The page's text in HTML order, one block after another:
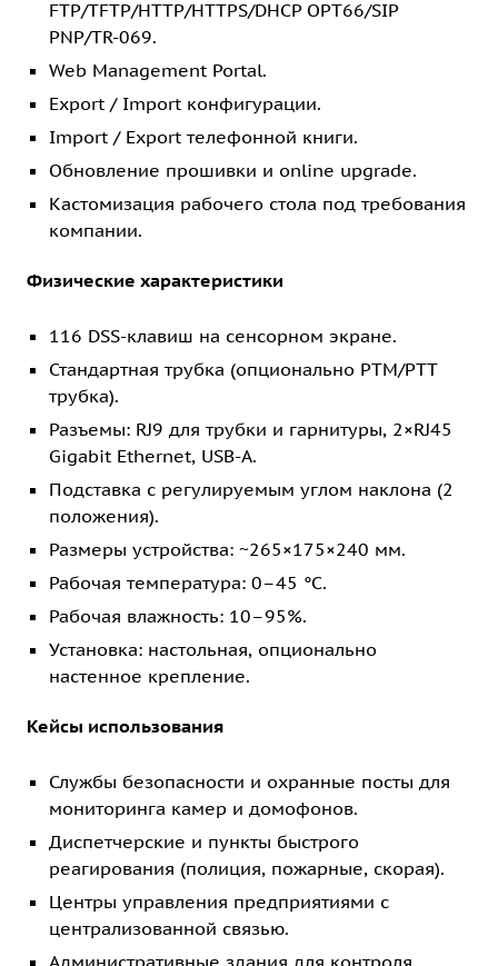
FTP/TFTP/HTTP/HTTPS/DHCP OPT66/SIP
PNP/TR-069.
Web Management Portal.
Export / Import конфигурации.
Import / Export телефонной книги.
Обновление прошивки и online upgrade.
Кастомизация рабочего стола под требования
компании.
Физические характеристики
116 DSS-клавиш на сенсорном экране.
Стандартная трубка (опционально PTM/PTT
трубка).
Разъемы: RJ9 для трубки и гарнитуры, 2×RJ45
Gigabit Ethernet, USB-A.
Подставка с регулируемым углом наклона (2
положения).
Размеры устройства: ~265×175×240 мм.
Рабочая температура: 0–45 °C.
Рабочая влажность: 10–95%.
Установка: настольная, опционально
настенное крепление.
Кейсы использования
Службы безопасности и охранные посты для
мониторинга камер и домофонов.
Диспетчерские и пункты быстрого
реагирования (полиция, пожарные, скорая).
Центры управления предприятиями с
централизованной связью.
Административные здания для контроля